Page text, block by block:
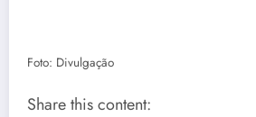
Foto: Divulgação
Share this content: